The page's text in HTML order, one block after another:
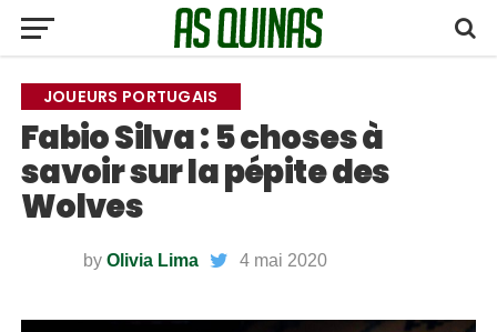
JOUEURS PORTUGAIS
Fabio Silva : 5 choses à
savoir sur la pépite des
Wolves
by Olivia Lima 4 mai 2020